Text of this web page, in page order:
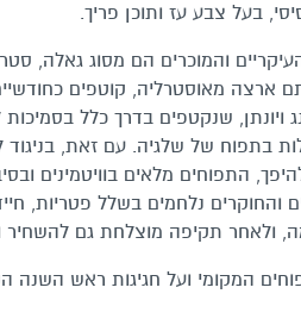
בעל צבע עז ותוכן פריך.
והמוכרים הם מסוג גאלה,
ארצה מאוסטרליה, קוטפים
שנקטפים בדרך כלל
בתפוח של שלגיה. עם זאת, בניגוד
התפוחים מלאים בוויטמינים
והחוקרים נלחמים בשלל פטריות,
ולאחר תקיפה מוצלחת גם להשחיר
המקומי ועל חגיגות ראש השנה